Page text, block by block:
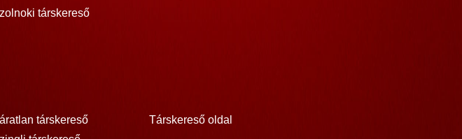
társkereső
társkereső
Társkereső oldal